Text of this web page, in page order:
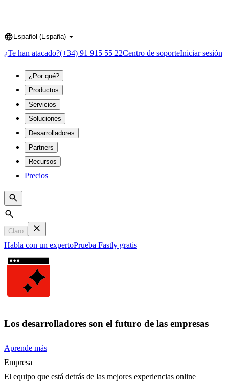
Language
Español (España)
¿Te han atacado?(+34) 91 915 55 22Centro de soporteIniciar sesión
¿Por qué?
Productos
Servicios
Soluciones
Desarrolladores
Partners
Recursos
Precios
Search
Claro
Habla con un expertoPrueba Fastly gratis
Los desarrolladores son el futuro de las empresas
Aprende más
Empresa
El equipo que está detrás de las mejores experiencias online